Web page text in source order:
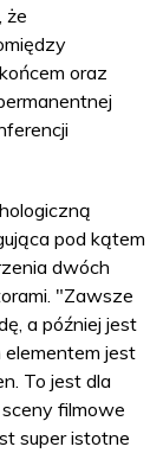
że
oraz
pod kątem
dwóch
"Zawsze
a później jest
elementem jest
To jest dla
filmowe
super istotne